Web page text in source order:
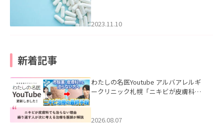
2023.11.10
新着記事
わたしの名医Youtube アルバアレルギ
ークリニック札幌「ニキビが皮膚科で
ました。
2026.08.07